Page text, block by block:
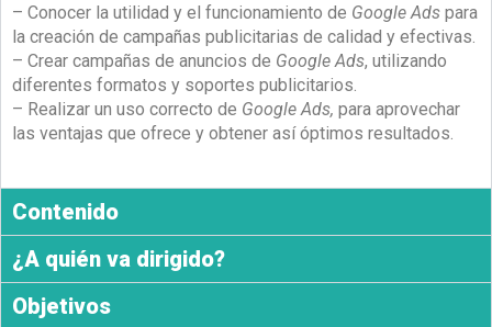
– Conocer la utilidad y el funcionamiento de Google Ads para
la creación de campañas publicitarias de calidad y efectivas.
– Crear campañas de anuncios de Google Ads, utilizando
diferentes formatos y soportes publicitarios.
– Realizar un uso correcto de Google Ads, para aprovechar
las ventajas que ofrece y obtener así óptimos resultados.
Contenido
¿A quién va dirigido?
Objetivos